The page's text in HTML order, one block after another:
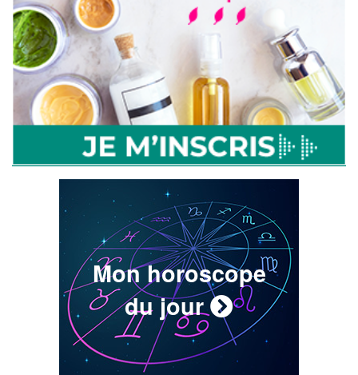
Mon horoscope
du jour